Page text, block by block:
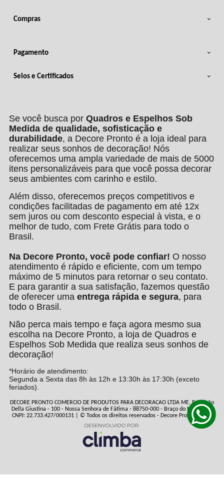
Compras
Pagamento
Selos e Certificados
Se você busca por Quadros e Espelhos Sob
Medida de qualidade, sofisticação e
durabilidade, a Decore Pronto é a loja ideal para
realizar seus sonhos de decoração! Nós
oferecemos uma ampla variedade de mais de 5000
itens personalizáveis para que você possa decorar
seus ambientes com carinho e estilo.
Além disso, oferecemos preços competitivos e
condições facilitadas de pagamento em até 12x
sem juros ou com desconto especial à vista, e o
melhor de tudo, com Frete Grátis para todo o
Brasil.
Na Decore Pronto, você pode confiar! O nosso
atendimento é rápido e eficiente, com um tempo
máximo de 5 minutos para retornar o seu contato.
E para garantir a sua satisfação, fazemos questão
de oferecer uma entrega rápida e segura, para
todo o Brasil.
Não perca mais tempo e faça agora mesmo sua
escolha na Decore Pronto, a loja de Quadros e
Espelhos Sob Medida que realiza seus sonhos de
decoração!
*Horário de atendimento:
Segunda a Sexta das 8h às 12h e 13:30h às 17:30h (exceto
feriados).
DECORE PRONTO COMERCIO DE PRODUTOS PARA DECORACAO LTDA ME, Rua João
Della Giustina - 100 - Nossa Senhora de Fátima - 88750-000 - Braço do Norte - SC
CNPJ: 22.733.427/000131 | © Todos os direitos reservados - Decore Pronto - 2026